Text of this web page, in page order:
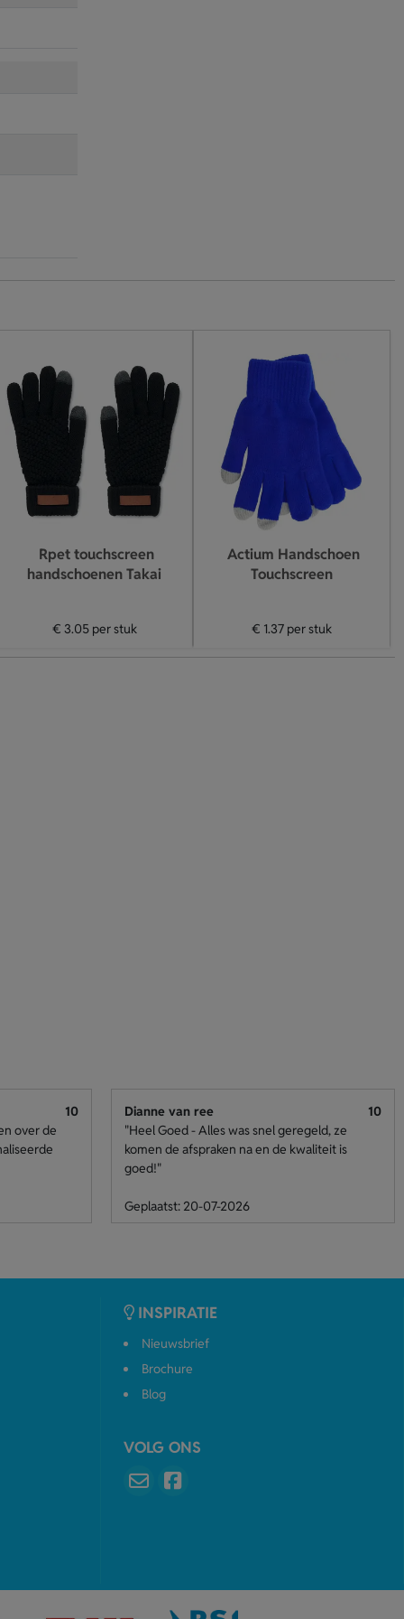
Rpet touchscreen
handschoenen Takai
€ 3.05per stuk
Actium Handschoen
Touchscreen
€ 1.37 per stuk
10
over de
Dianne van ree
10
"Heel Goed - Alles was snel geregeld, ze
komen de afspraken na en de kwaliteit is
goed!"
Geplaatst: 20-07-2026
INSPIRATIE
Nieuwsbrief
Brochure
Blog
VOLG ONS